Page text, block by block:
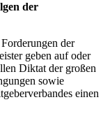
der
der
geben auf oder
Diktat der großen
sowie
einen